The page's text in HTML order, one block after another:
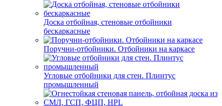
Доска отбойная, стеновые отбойники
бескаркасные
Поручни-отбойники. Отбойники на каркасе
Угловые отбойники для стен. Плинтус
промышленный